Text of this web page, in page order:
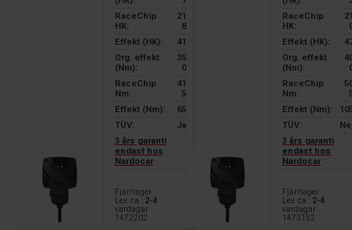
RaceChip
HK:
21
8
Effekt (HK):
41
Org. effekt
(Nm):
35
0
RaceChip
Nm:
41
5
Effekt (Nm):
65
TÜV:
Ja
3 års garanti
endast hos
Nardocar
Fjärrlager
Lev. ca.:
2-4
vardagar
1472202
RaceChip
HK:
Effekt (HK):
Org. effekt
(Nm):
RaceChip
Nm:
Effekt (Nm):
TÜV:
3 års garanti
endast hos
Nardocar
Fjärrlager
Lev. ca.: 2-4
vardagar
1473152